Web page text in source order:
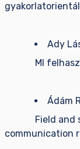
Ady
MI
Ádám
Field and
communication